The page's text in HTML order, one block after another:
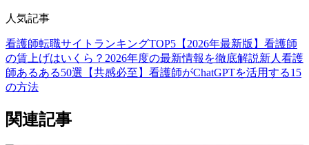
人気記事
看護師転職サイトランキングTOP5【2026年最新版】 看護師
の賃上げはいくら？2026年度の最新情報を徹底解説新人看護
師あるある50選【共感必至】 看護師がChatGPTを活用する15
の方法
関連記事